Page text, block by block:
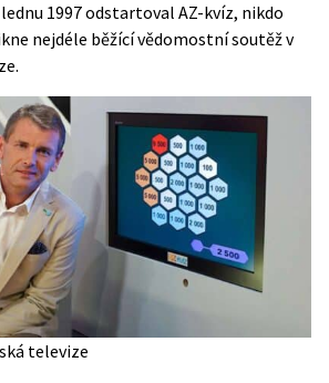
1997 odstartoval AZ-kvíz, nikdo
nejdéle běžící vědomostní soutěž v
televize